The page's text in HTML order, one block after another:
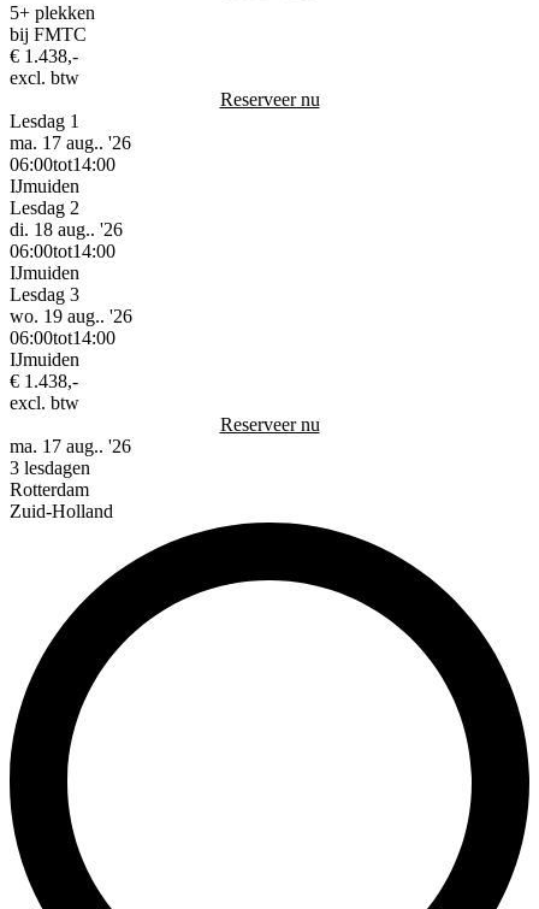
5+ plekken
bij FMTC
€ 1.438,-
excl. btw
Reserveer nu
Lesdag 1
ma. 17 aug.. '26
06:00tot14:00
IJmuiden
Lesdag 2
di. 18 aug.. '26
06:00tot14:00
IJmuiden
Lesdag 3
wo. 19 aug.. '26
06:00tot14:00
IJmuiden
€ 1.438,-
excl. btw
Reserveer nu
ma. 17 aug.. '26
3 lesdagen
Rotterdam
Zuid-Holland